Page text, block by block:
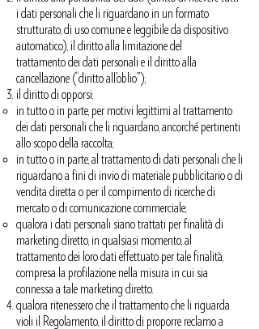
i dati personali che li riguardano in un formato
strutturato, di uso comune e leggibile da dispositivo
automatico), il diritto alla limitazione del
trattamento dei dati personali e il diritto alla
cancellazione (“diritto all’oblio”);
il diritto di opporsi:
in tutto o in parte, per motivi legittimi al trattamento
dei dati personali che li riguardano, ancorché pertinenti
allo scopo della raccolta;
in tutto o in parte, al trattamento di dati personali che li
riguardano a fini di invio di materiale pubblicitario o di
vendita diretta o per il compimento di ricerche di
mercato o di comunicazione commerciale;
qualora i dati personali siano trattati per finalità di
marketing diretto, in qualsiasi momento, al
trattamento dei loro dati effettuato per tale finalità,
compresa la profilazione nella misura in cui sia
connessa a tale marketing diretto.
qualora ritenessero che il trattamento che li riguarda
violi il Regolamento, il diritto di proporre reclamo a